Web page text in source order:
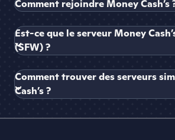
Comment rejoindre Money Cash’s
Est-ce que le serveur Money
(SFW) ?
Comment trouver des serveurs
Cash’s ?